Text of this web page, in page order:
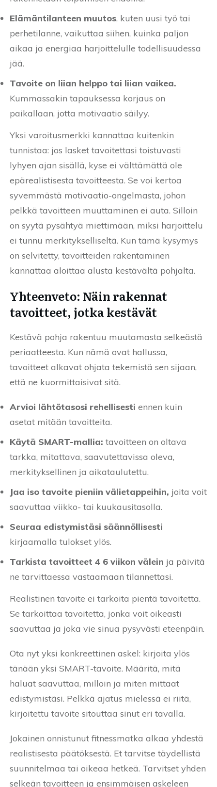
Elämäntilanteen muutos, kuten uusi työ tai
perhetilanne, vaikuttaa siihen, kuinka paljon
aikaa ja energiaa harjoittelulle todellisuudessa
jää.
Tavoite on liian helppo tai liian vaikea.
Kummassakin tapauksessa korjaus on
paikallaan, jotta motivaatio säilyy.
Yksi varoitusmerkki kannattaa kuitenkin
tunnistaa: jos lasket tavoitettasi toistuvasti
lyhyen ajan sisällä, kyse ei välttämättä ole
epärealistisesta tavoitteesta. Se voi kertoa
syvemmästä motivaatio-ongelmasta, johon
pelkkä tavoitteen muuttaminen ei auta. Silloin
on syytä pysähtyä miettimään, miksi harjoittelu
ei tunnu merkitykselliseltä. Kun tämä kysymys
on selvitetty, tavoitteiden rakentaminen
kannattaa aloittaa alusta kestävältä pohjalta.
Yhteenveto: Näin rakennat
tavoitteet, jotka kestävät
Kestävä pohja rakentuu muutamasta selkeästä
periaatteesta. Kun nämä ovat hallussa,
tavoitteet alkavat ohjata tekemistä sen sijaan,
että ne kuormittaisivat sitä.
Arvioi lähtötasosi rehellisesti ennen kuin
asetat mitään tavoitteita.
Käytä SMART-mallia: tavoitteen on oltava
tarkka, mitattava, saavutettavissa oleva,
merkityksellinen ja aikataulutettu.
Jaa iso tavoite pieniin välietappeihin, joita voit
saavuttaa viikko- tai kuukausitasolla.
Seuraa edistymistäsi säännöllisesti
kirjaamalla tulokset ylös.
Tarkista tavoitteet 4 6 viikon välein ja päivitä
ne tarvittaessa vastaamaan tilannettasi.
Realistinen tavoite ei tarkoita pientä tavoitetta.
Se tarkoittaa tavoitetta, jonka voit oikeasti
saavuttaa ja joka vie sinua pysyvästi eteenpäin.
Ota nyt yksi konkreettinen askel: kirjoita ylös
tänään yksi SMART-tavoite. Määritä, mitä
haluat saavuttaa, milloin ja miten mittaat
edistymistäsi. Pelkkä ajatus mielessä ei riitä,
kirjoitettu tavoite sitouttaa sinut eri tavalla.
Jokainen onnistunut fitnessmatka alkaa yhdestä
realistisesta päätöksestä. Et tarvitse täydellistä
suunnitelmaa tai oikeaa hetkeä. Tarvitset yhden
selkeän tavoitteen ja ensimmäisen askeleen